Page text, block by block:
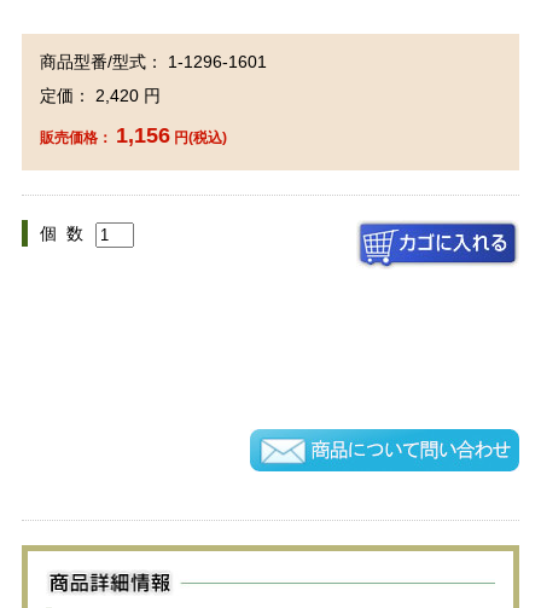
商品型番/型式： 1-1296-1601
定価： 2,420 円
販売価格： 1,156円(税込)
個 数